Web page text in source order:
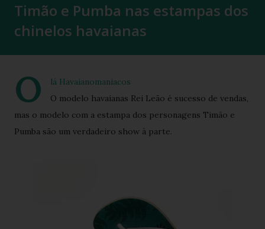
Timão e Pumba nas estampas dos
chinelos havaianas
O
lá Havaianomaniacos
O modelo havaianas Rei Leão é sucesso de vendas,
mas o modelo com a estampa dos personagens Timão e
Pumba são um verdadeiro show à parte.